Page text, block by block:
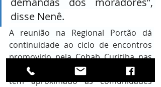
disse Nenê.
A reunião na Regional Portão dá
continuidade ao ciclo de encontros
promovido pela Cohab Curitiba nas
administrações regionais. A iniciativa
tem aproximado as comunidades